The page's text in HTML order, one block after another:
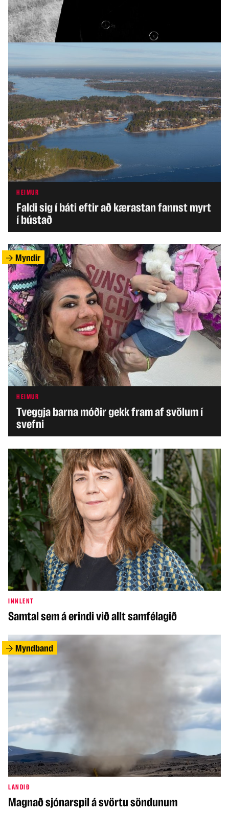
Yfirvöld halda áfram vöktun á moskítóflugum
og mítlum
HEIMUR
Faldi sig í báti eftir að kærastan fannst myrt
í bústað
Myndir
HEIMUR
Tveggja barna móðir gekk fram af svölum í
svefni
INNLENT
Samtal sem á erindi við allt samfélagið
Myndband
LANDIÐ
Magnað sjónarspil á svörtu söndunum